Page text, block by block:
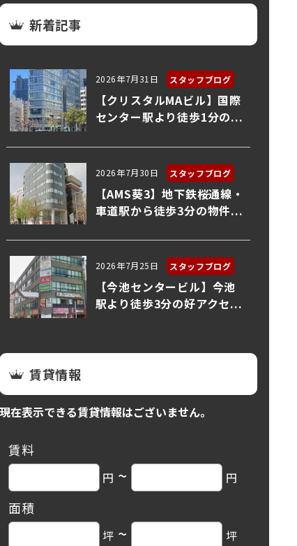
新着記事
2026年7月31日 スタッフブログ
【クリスタルMAビル】国際
センター駅より徒歩1分の...
2026年7月30日 スタッフブログ
【AMS葵3】地下鉄桜通線・
車道駅から徒歩3分の物件...
2026年7月25日 スタッフブログ
【今池センタービル】今池
駅より徒歩3分の好アクセ...
賃貸情報
現在表示できる賃貸情報はございません。
賃料
円 ~ 円
面積
坪 ~ 坪